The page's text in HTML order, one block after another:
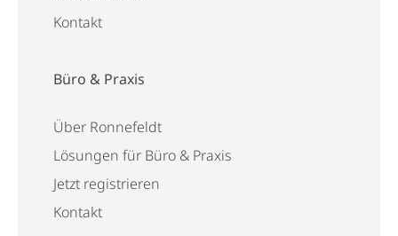
Kontakt
Büro & Praxis
Über Ronnefeldt
Lösungen für Büro & Praxis
Jetzt registrieren
Kontakt